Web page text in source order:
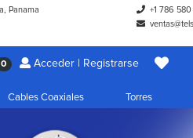
Panama
+1 786
0 Acceder | Registrarse
Cables Coaxiales Torres